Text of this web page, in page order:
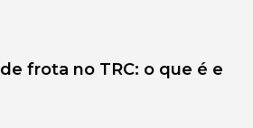
frota no TRC: o que é e